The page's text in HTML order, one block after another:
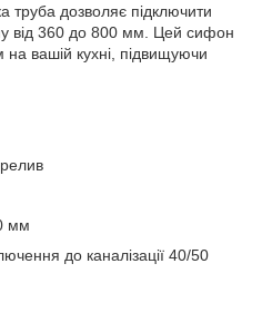
труба дозволяє підключити
від 360 до 800 мм. Цей сифон
вашій кухні, підвищуючи
мм
до каналізації 40/50